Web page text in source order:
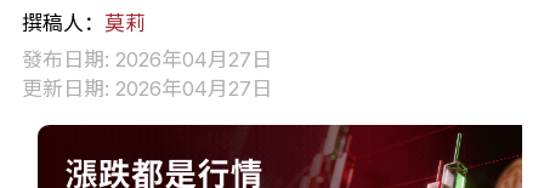
撰稿人： 莫莉
發布日期: 2026年04月27日
更新日期: 2026年04月27日